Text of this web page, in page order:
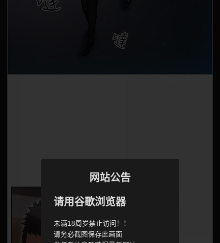
网站公告
请用谷歌浏览器
未满18周岁禁止访问！！
请务必截图保存此画面